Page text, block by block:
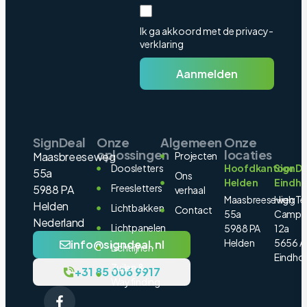
Ik ga akkoord met de privacy-
verklaring
Aanmelden
SignDeal
Maasbreeseweg
55a
5988 PA
Helden
Nederland
info@signdeal.nl
+31 85 006 9917
Onze
oplossingen
Doosletters
Freesletters
Lichtbakken
Lichtpanelen
Lichtlijnen
Zuilen &
Algemeen
Projecten
Ons
verhaal
Contact
Onze
locaties
Hoofdkantoor
Helden
Maasbreeseweg
55a
5988 PA
Helden
High
12a
5656